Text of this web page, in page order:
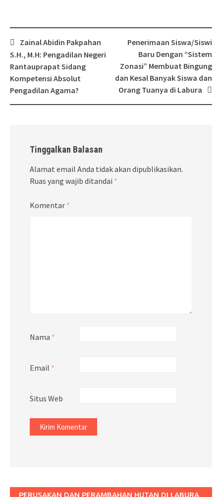
Post
navigation
Zainal Abidin Pakpahan
S.H., M.H: Pengadilan Negeri
Rantauprapat Sidang
Kompetensi Absolut
Pengadilan Agama?
Penerimaan Siswa/Siswi
Baru Dengan “Sistem
Zonasi” Membuat Bingung
dan Kesal Banyak Siswa dan
Orang Tuanya di Labura
Tinggalkan Balasan
Alamat email Anda tidak akan dipublikasikan.
Ruas yang wajib ditandai *
Komentar *
Nama *
Email *
Situs Web
PERUSAKAN DAN PERAMBAHAN HUTAN DI LABURA